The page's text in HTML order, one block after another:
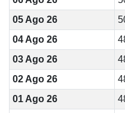
05 Ago 26
04 Ago 26
03 Ago 26
02 Ago 26
01 Ago 26